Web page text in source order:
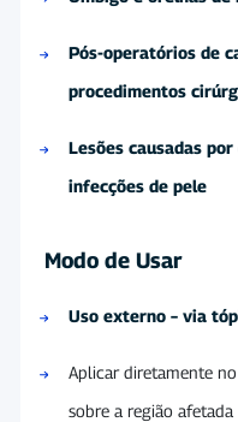
Pós-operatórios de
procedimentos
Lesões causadas
infecções de pele
Modo de Usar
Uso externo – via
Aplicar diretamente
sobre a região afetada